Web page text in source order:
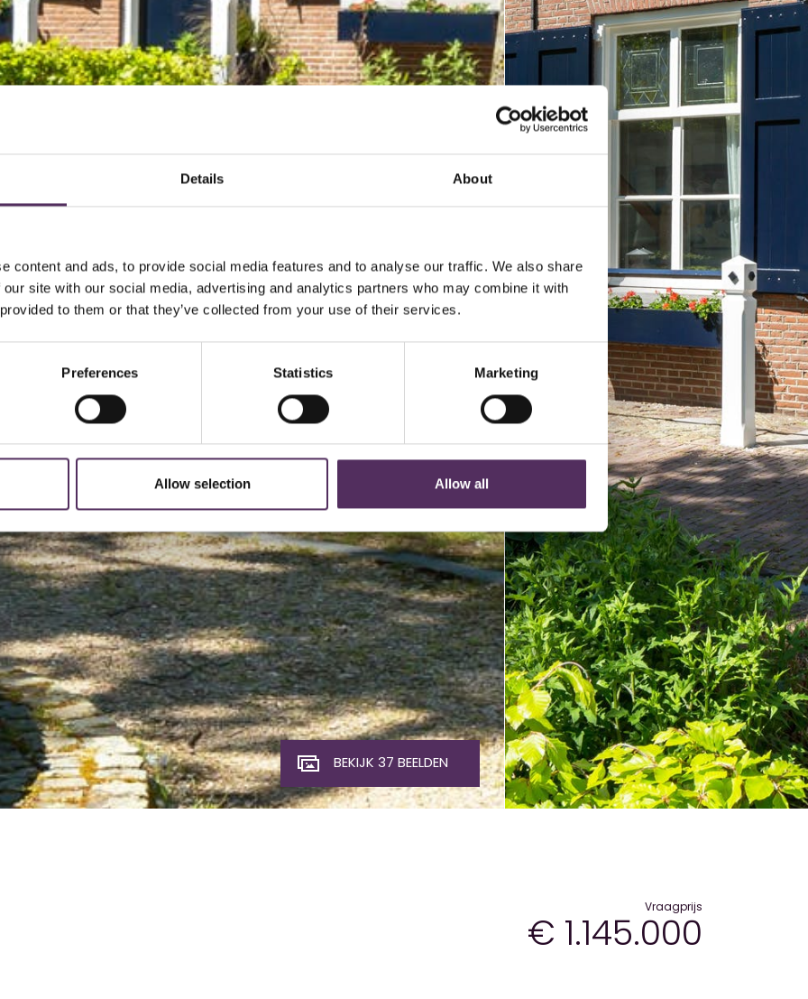
Details About
content and ads, to provide social media features and to analyse our traffic. We also share
site with our social media, advertising and analytics partners who may combine it with
to them or that they’ve collected from your use of their services.
Preferences Statistics Marketing
Allow selection Allow all
BEKIJK 37 BEELDEN
Vraagprijs
€ 1.145.000